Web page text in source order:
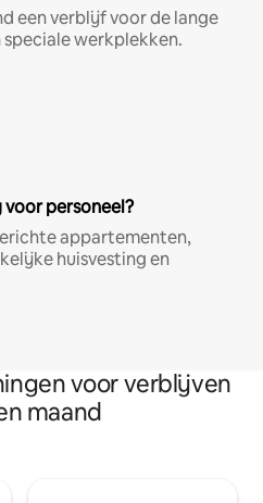
een verblijf voor de lange
werkplekken.
voor personeel?
appartementen,
huisvesting en
voor verblijven
maand